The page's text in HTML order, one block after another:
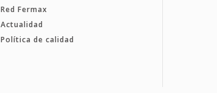
Red Fermax
Actualidad
Política de calidad